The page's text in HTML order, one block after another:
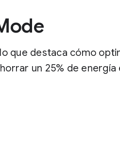
que destaca cómo
un 25% de energía